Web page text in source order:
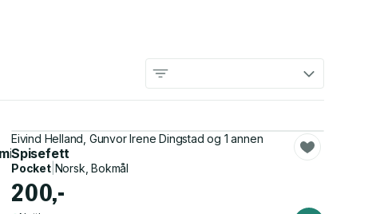
: videregående kurs 1
Eivind Helland, Gunvor Irene Dingstad og 1 annen
Spisefett
Pocket| Norsk, Bokmål
200,-